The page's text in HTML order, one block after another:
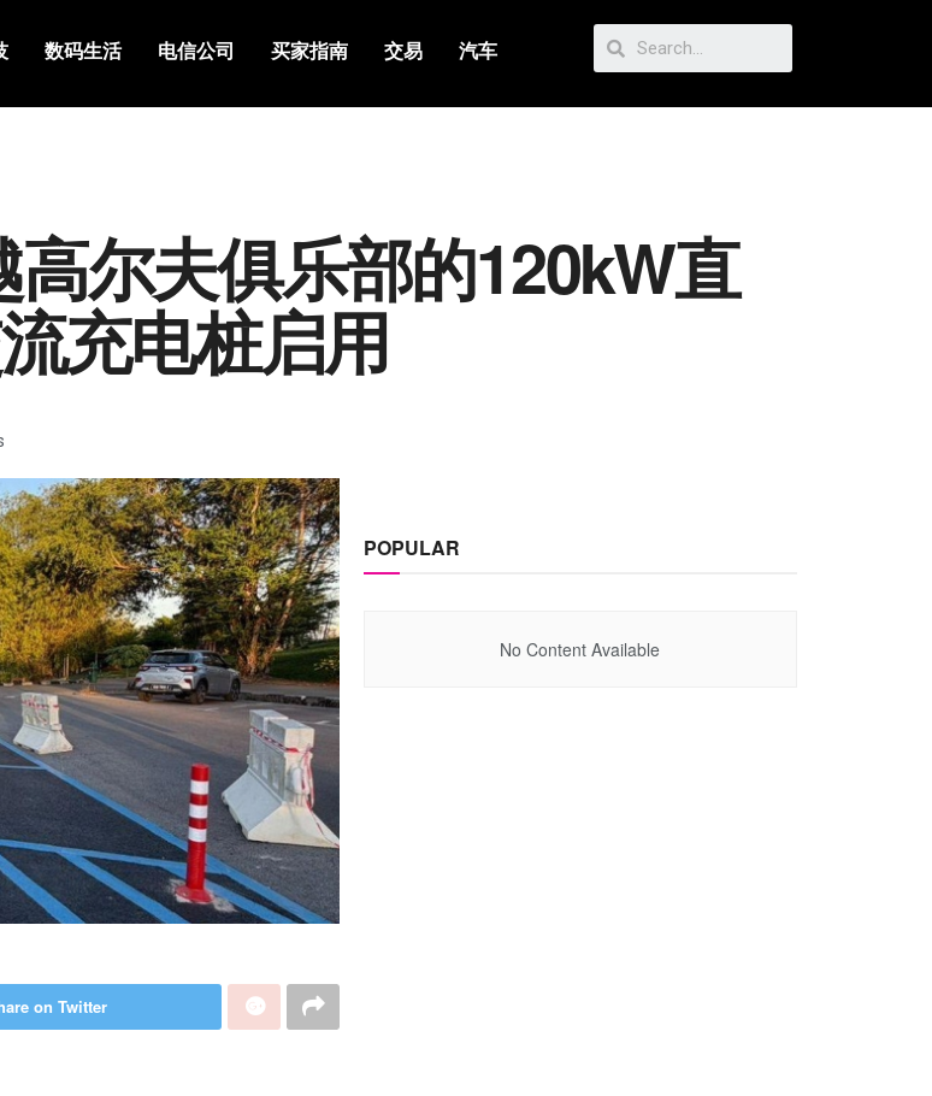
数码生活 电信公司 买家指南 交易 汽车
尔夫俱乐部的120kW直
充电桩启用
on Twitter
POPULAR
No Content Available